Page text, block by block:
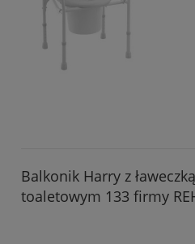
Balkonik Harry z
toaletowym 133 firmy